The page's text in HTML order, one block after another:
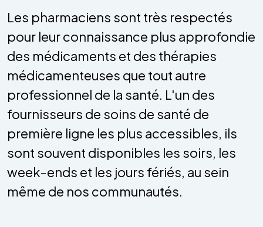
Les pharmaciens sont très respectés
pour leur connaissance plus approfondie
des médicaments et des thérapies
médicamenteuses que tout autre
professionnel de la santé. L'un des
fournisseurs de soins de santé de
première ligne les plus accessibles, ils
sont souvent disponibles les soirs, les
week-ends et les jours fériés, au sein
même de nos communautés.